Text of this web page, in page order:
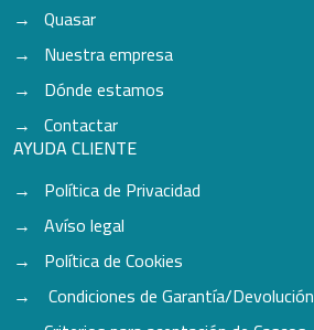
Quasar
Nuestra empresa
Dónde estamos
Contactar
AYUDA CLIENTE
Política de Privacidad
Avíso legal
Política de Cookies
Condiciones de Garantía/Devolución